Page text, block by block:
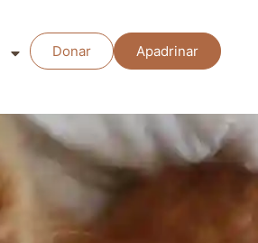
Donar Apadrinar